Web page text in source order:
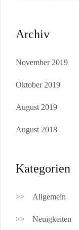
Archiv
November 2019
Oktober 2019
August 2019
August 2018
Kategorien
Allgemein
Neuigkeiten